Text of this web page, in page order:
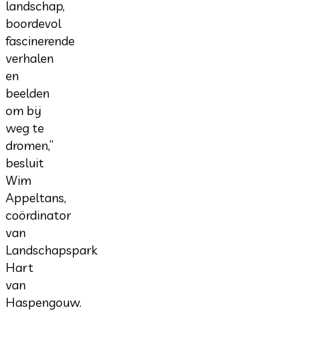
landschap,
boordevol
fascinerende
verhalen
en
beelden
om bij
weg te
dromen,”
besluit
Wim
Appeltans,
coördinator
van
Landschapspark
Hart
van
Haspengouw.